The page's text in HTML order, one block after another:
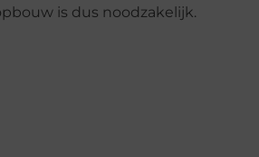
is dus noodzakelijk.